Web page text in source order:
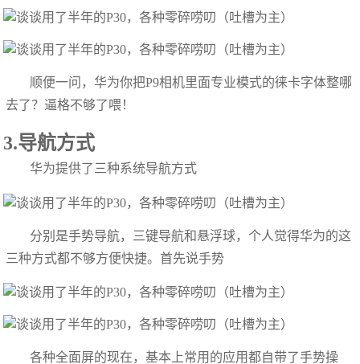
顺便一问，华为你把P9相机里面专业模式的徕卡字体整哪
去了？逼格不够了喂！
3.导航方式
华为提供了三种系统导航方式
分别是手势导航，三键导航和悬浮球，个人觉得华为的这
三种方式都不够方便快捷。首先说手势
各种全面屏的现在，基本上常用的应用都自带了手势操